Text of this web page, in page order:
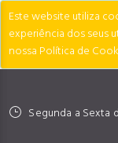
Este website utiliza
experiência dos seus
nossa Política de
Segunda a Sexta